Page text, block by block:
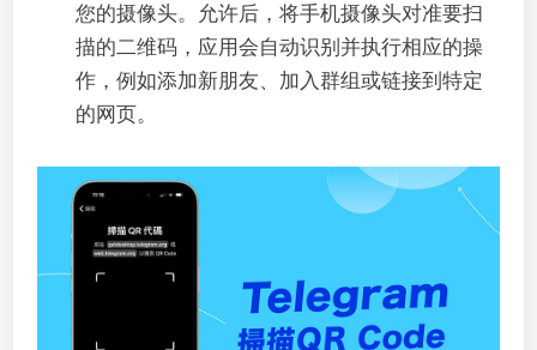
您的摄像头。允许后，将手机摄像头对准要扫
描的二维码，应用会自动识别并执行相应的操
作，例如添加新朋友、加入群组或链接到特定
的网页。